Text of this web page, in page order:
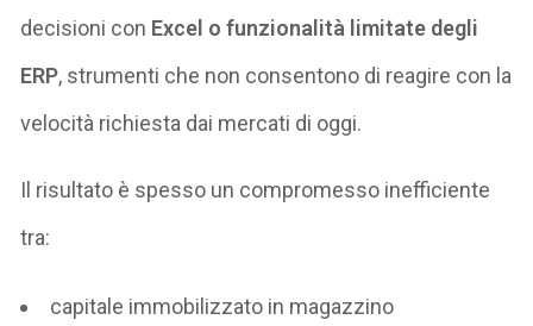
decisioni con Excel o funzionalità limitate degli
ERP, strumenti che non consentono di reagire con la
velocità richiesta dai mercati di oggi.
Il risultato è spesso un compromesso inefficiente
tra:
capitale immobilizzato in magazzino